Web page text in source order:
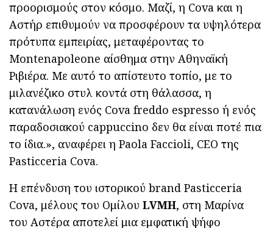
προορισμούς στον κόσμο. Μαζί, η Cova και η
Αστήρ επιθυμούν να προσφέρουν τα υψηλότερα
πρότυπα εμπειρίας, μεταφέροντας το
Montenapoleone αίσθημα στην Αθηναϊκή
Ριβιέρα. Με αυτό το απίστευτο τοπίο, με το
μιλανέζικο στυλ κοντά στη θάλασσα, η
κατανάλωση ενός Cova freddo espresso ή ενός
παραδοσιακού cappuccino δεν θα είναι ποτέ πια
το ίδια.», αναφέρει η Paola Faccioli, CEO της
Pasticceria Cova.
Η επένδυση του ιστορικού brand Pasticceria
Cova, μέλους του ΟμίλουLVMH, στη Μαρίνα
του Αστέρα αποτελεί μια εμφατική ψήφο